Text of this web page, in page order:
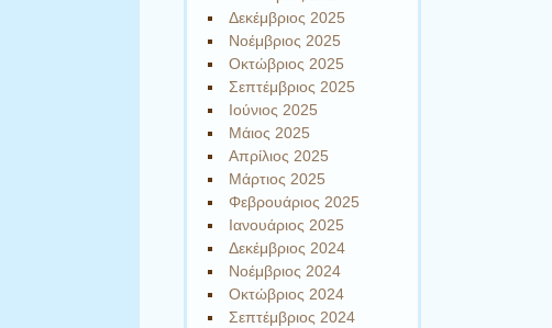
Δεκέμβριος 2025
Νοέμβριος 2025
Οκτώβριος 2025
Σεπτέμβριος 2025
Ιούνιος 2025
Μάιος 2025
Απρίλιος 2025
Μάρτιος 2025
Φεβρουάριος 2025
Ιανουάριος 2025
Δεκέμβριος 2024
Νοέμβριος 2024
Οκτώβριος 2024
Σεπτέμβριος 2024